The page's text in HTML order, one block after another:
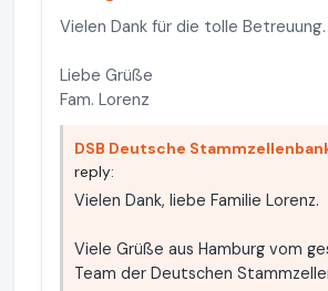
Vielen Dank für die tolle Betreuung.
Liebe Grüße
Fam. Lorenz
DSB Deutsche
reply:
Vielen Dank, liebe Familie Lorenz.
Viele Grüße aus Hamburg vom
Team der Deutschen